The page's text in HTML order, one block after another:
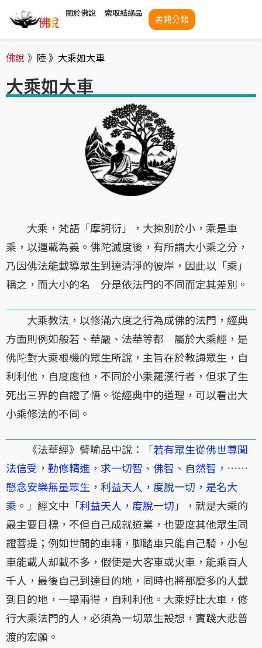
關於佛說 索取結緣品
書籍分類
佛說 》 陸 》 大乘如大車
大乘如大車
大乘，梵語「摩訶衍」，大揀別於小，乘是車
乘，以運載為義。佛陀滅度後，有所謂大小乘之分，
乃因佛法能載導眾生到達清淨的彼岸，因此以「乘」
稱之，而大小的名 分是依法門的不同而定其差別。
大乘教法，以修滿六度之行為成佛的法門，經典
方面則例如般若、華嚴、法華等都 屬於大乘經，是
佛陀對大乘根機的眾生所說，主旨在於教誨眾生，自
利利他，自度度他，不同於小乘羅漢行者，但求了生
死出三界的自證了悟。從經典中的道理，可以看出大
小乘修法的不同。
《法華經》譬喻品中說：「若有眾生從佛世尊聞
法信受，勤修精進，求一切智、佛智、自然智，……
愍念安樂無量眾生，利益天人，度脫一切，是名大
乘。 」經文中「利益天人，度脫一切 」，就是大乘的
最主要目標，不但自己成就道業，也要度其他眾生同
證菩提；例如世間的車輛，脚踏車只能自己騎，小包
車能載人却載不多，假使是大客車或火車，能乘百人
千人，最後自己到達目的地，同時也將那麼多的人載
到目的地，一舉兩得，自利利他。大乘好比大車，修
行大乘法門的人，必須為一切眾生設想，實踐大悲普
渡的宏願。